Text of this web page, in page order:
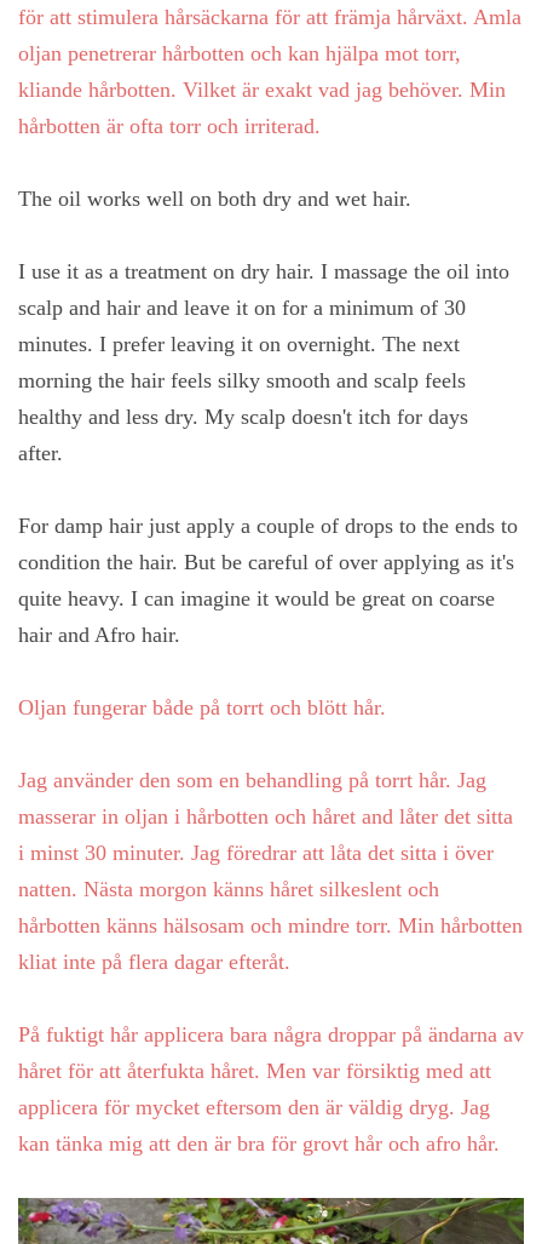
för att stimulera hårsäckarna för att främja hårväxt. Amla
oljan penetrerar hårbotten och kan hjälpa mot torr,
kliande hårbotten. Vilket är exakt vad jag behöver. Min
hårbotten är ofta torr och irriterad.
The oil works well on both dry and wet hair.
I use it as a treatment on dry hair. I massage the oil into
scalp and hair and leave it on for a minimum of 30
minutes. I prefer leaving it on overnight. The next
morning the hair feels silky smooth and scalp feels
healthy and less dry. My scalp doesn't itch for days
after.
For damp hair just apply a couple of drops to the ends to
condition the hair. But be careful of over applying as it's
quite heavy. I can imagine it would be great on coarse
hair and Afro hair.
Oljan fungerar både på torrt och blött hår.
Jag använder den som en behandling på torrt hår. Jag
masserar in oljan i hårbotten och håret and låter det sitta
i minst 30 minuter. Jag föredrar att låta det sitta i över
natten. Nästa morgon känns håret silkeslent och
hårbotten känns hälsosam och mindre torr. Min hårbotten
kliat inte på flera dagar efteråt.
På fuktigt hår applicera bara några droppar på ändarna av
håret för att återfukta håret. Men var försiktig med att
applicera för mycket eftersom den är väldig dryg. Jag
kan tänka mig att den är bra för grovt hår och afro hår.